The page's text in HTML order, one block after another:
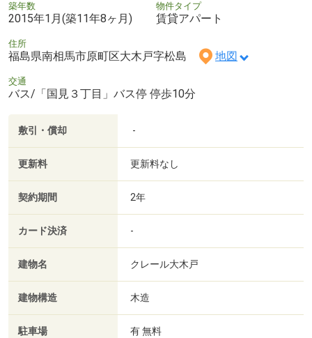
築年数
2015年1月(築11年8ヶ月)
物件タイプ
賃貸アパート
住所
福島県南相馬市原町区大木戸字松島 地図
交通
バス/「国見３丁目」バス停 停歩10分
敷引・償却 -
更新料 更新料なし
契約期間 2年
カード決済 -
建物名 クレール大木戸
建物構造 木造
駐車場 有 無料